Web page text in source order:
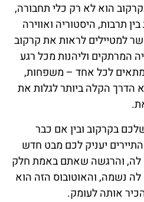
הוא לא רק כלי תחבורה,
תרבות, היסטוריה ואווירה
למטיילים לראות את קרקוב
המרתקים וליהנות מכל רגע
מתאים לכל אחד – משפחות,
הדרך הקלה ביותר לגלות את
בקרקוב ובין אם כבר
יעניק לכם מבט חדש
לה, והרגשה שאתם באמת חלק
נשמה, והאוטובוס הזה הוא
אותה לעומק.